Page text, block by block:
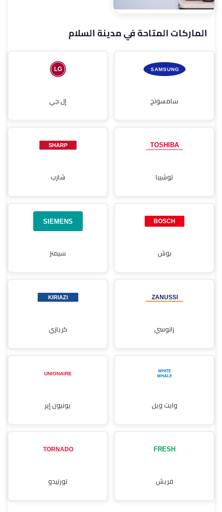
صيانة مجففات
الماركات المتاحة في مدينة السلام
سامسونج إل جي
توشيبا شارب
بوش سيمنز
زانوسي كريازي
وايت ويل يونيون إير
فريش تورنيدو